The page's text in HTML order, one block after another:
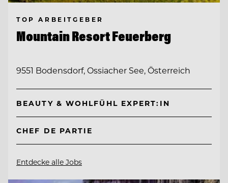
TOP ARBEITGEBER
Mountain Resort Feuerberg
9551 Bodensdorf, Ossiacher See, Österreich
BEAUTY & WOHLFÜHL EXPERT:IN
CHEF DE PARTIE
Entdecke alle Jobs